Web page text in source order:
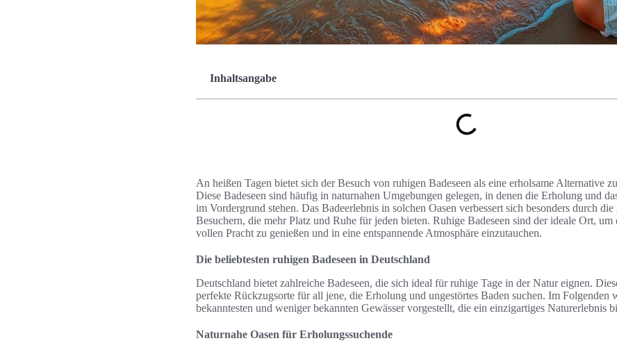
Inhaltsangabe
An heißen Tagen bietet sich der Besuch von ruhigen Badeseen als eine erholsame Alternative
Diese Badeseen sind häufig in naturnahen Umgebungen gelegen, in denen die Erholung und
im Vordergrund stehen. Das Badeerlebnis in solchen Oasen verbessert sich besonders durch
Besuchern, die mehr Platz und Ruhe für jeden bieten. Ruhige Badeseen sind der ideale Ort, um
vollen Pracht zu genießen und in eine entspannende Atmosphäre einzutauchen.
Die beliebtesten ruhigen Badeseen in Deutschland
Deutschland bietet zahlreiche Badeseen, die sich ideal für ruhige Tage in der Natur eignen.
perfekte Rückzugsorte für all jene, die Erholung und ungestörtes Baden suchen. Im Folgenden
bekanntesten und weniger bekannten Gewässer vorgestellt, die ein einzigartiges Naturerlebnis
Naturnahe Oasen für Erholungssuchende